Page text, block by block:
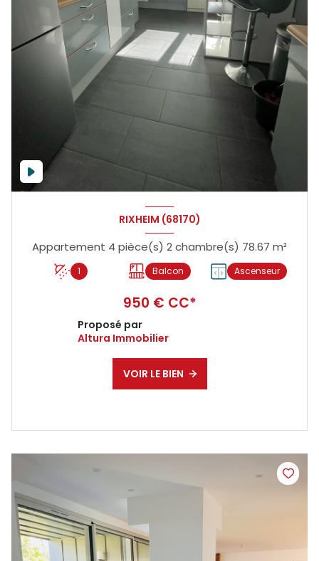
RIXHEIM (68170)
Appartement 4 pièce(s) 2 chambre(s) 78.67 m²
1 Balcon Ascenseur
950 € CC*
Proposé par
Altura Immobilier
VOIR LE BIEN